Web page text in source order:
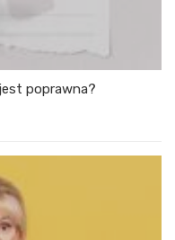
poprawna?